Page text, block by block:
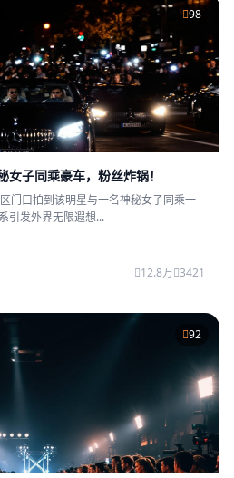
98
子同乘豪车，粉丝炸锅！
门口拍到该明星与一名神秘女子同乘一
引发外界无限遐想...
12.8万 3421
92